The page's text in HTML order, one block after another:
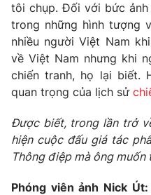
Thị trường
Tư vấn
Lịch phát sóng
Chuyên mục khác
Emagazine
Photo
Video
tôi chụp. Đối với bức ảnh
trong những hình tượng
nhiều người Việt Nam
về Việt Nam nhưng khi
chiến tranh, họ lại biết.
quan trọng của lịch sử
Được biết, trong lần trở
hiện cuộc đấu giá tác
Thông điệp mà ông
Phóng viên ảnh Nick Út: